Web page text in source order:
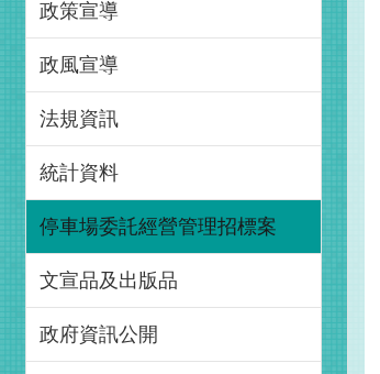
政策宣導
政風宣導
法規資訊
統計資料
停車場委託經營管理招標案
文宣品及出版品
政府資訊公開